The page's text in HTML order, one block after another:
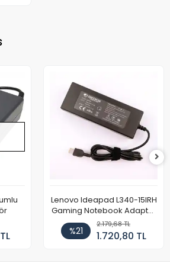
Lenovo Ideapad L340-15IRH
Gaming Notebook Adaptör
Cihazı Şarj Aleti (150W)
%21
2.179,68 TL
1.720,80 TL